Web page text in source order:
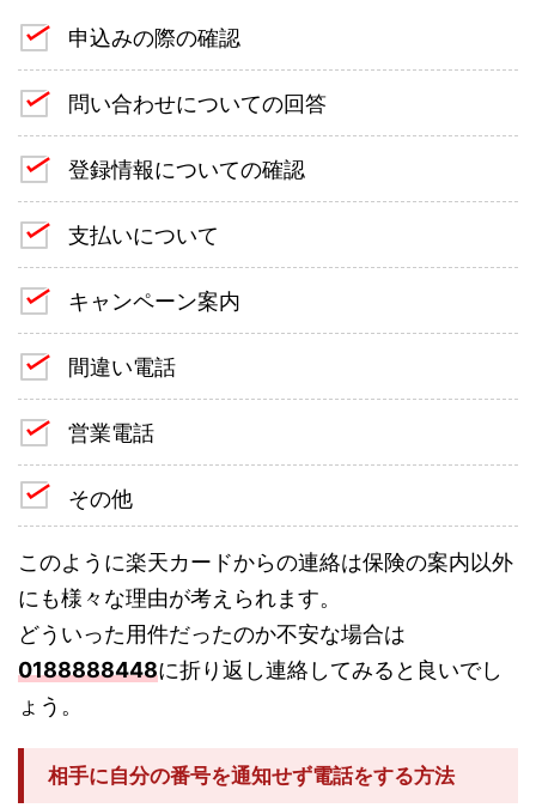
申込みの際の確認
問い合わせについての回答
登録情報についての確認
支払いについて
キャンペーン案内
間違い電話
営業電話
その他
このように楽天カードからの連絡は保険の案内以外
にも様々な理由が考えられます。
どういった用件だったのか不安な場合は
0188888448に折り返し連絡してみると良いでし
ょう。
相手に自分の番号を通知せず電話をする方法